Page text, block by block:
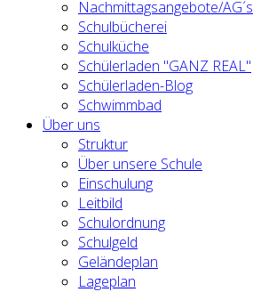
Nachmittagsangebote/AG´s
Schulbücherei
Schulküche
Schülerladen "GANZ REAL"
Schülerladen-Blog
Schwimmbad
Über uns
Struktur
Über unsere Schule
Einschulung
Leitbild
Schulordnung
Schulgeld
Geländeplan
Lageplan